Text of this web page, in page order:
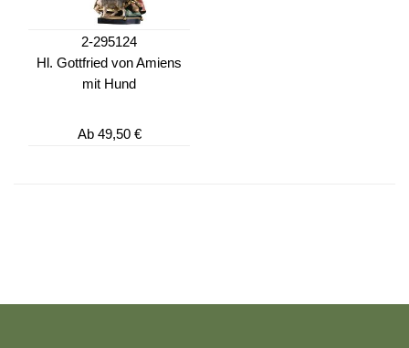
2-295124
Hl. Gottfried von Amiens
mit Hund
Ab49,50 €